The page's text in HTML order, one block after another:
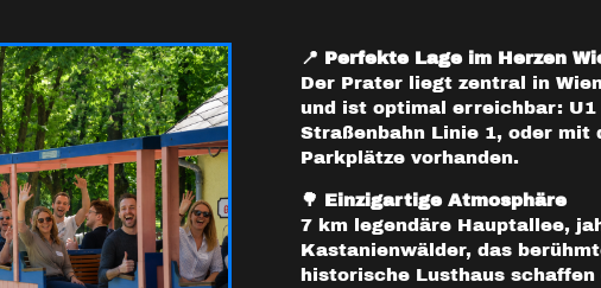
📍 Perfekte Lage im Herzen
Der Prater liegt zentral in
und ist optimal erreichbar:
Straßenbahn Linie 1, oder mit
Parkplätze vorhanden.
🌳 Einzigartige Atmosphäre
7 km legendäre Hauptallee,
Kastanienwälder, das
historische Lusthaus